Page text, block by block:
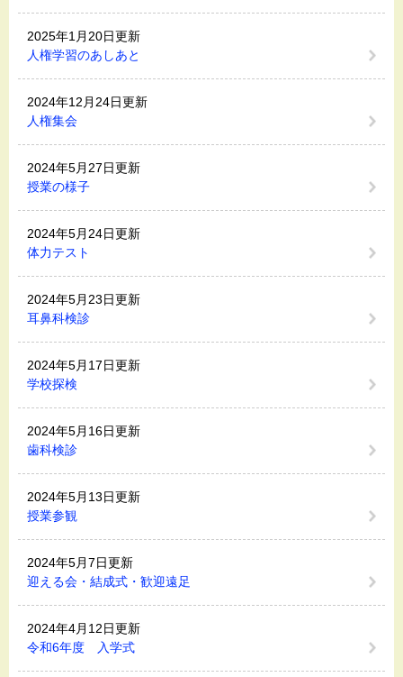
2025年1月20日更新
人権学習のあしあと
2024年12月24日更新
人権集会
2024年5月27日更新
授業の様子
2024年5月24日更新
体力テスト
2024年5月23日更新
耳鼻科検診
2024年5月17日更新
学校探検
2024年5月16日更新
歯科検診
2024年5月13日更新
授業参観
2024年5月7日更新
迎える会・結成式・歓迎遠足
2024年4月12日更新
令和6年度 入学式